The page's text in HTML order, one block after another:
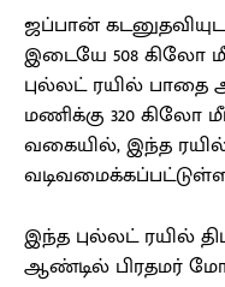
ஜப்பான்
இடையே 508 கிலோ
புல்லட் ரயில் பாதை
மணிக்கு 320 கிலோ
வகையில், இந்த
இந்த புல்லட் ரயில்
ஆண்டில் பிரதமர்